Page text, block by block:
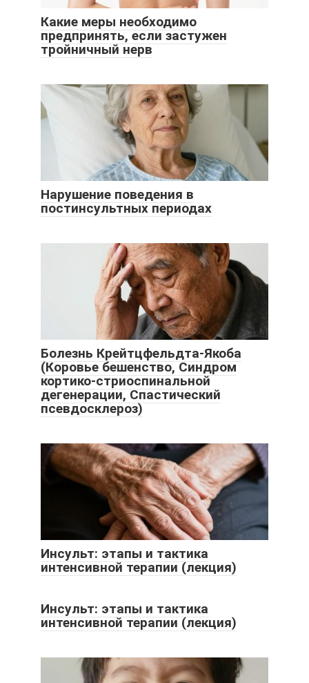
Какие меры необходимо
предпринять, если застужен
тройничный нерв
Нарушение поведения в
постинсультных периодах
Болезнь Крейтцфельдта-Якоба
(Коровье бешенство, Синдром
кортико-стриоспинальной
дегенерации, Спастический
псевдосклероз)
Инсульт: этапы и тактика
интенсивной терапии (лекция)
Инсульт: этапы и тактика
интенсивной терапии (лекция)